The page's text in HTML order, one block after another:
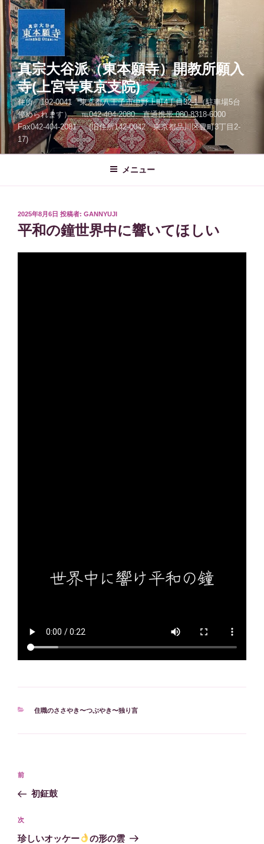
コ
ン
テ
ン
へ
ス
キ
ッ
プ
真宗大谷派（東本願寺）開教所願入
寺(上宮寺東京支院)
住所 192-0041 東京都八王子市中野上町4丁目32-1（駐車場5台
停められます） ℡042-404-2080 直通携帯 080-8318-6000
Fax042-404-2081 (旧住所142-0042 東京都品川区豊町3丁目2-
17)
メニュー
投
稿
2025年8月6日 投稿者: GANNYUJI
平和の鐘世界中に響いてほしい
カ
住職のささやき〜つぶやき〜独り言
投
ナ
ビ
ゲ
過
去
投
稿
前
初鉦鼓
次
の
次
珍しいオッケー の形の雲